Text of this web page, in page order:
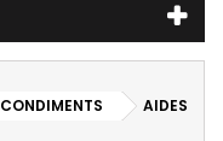
CONDIMENTS
AIDES